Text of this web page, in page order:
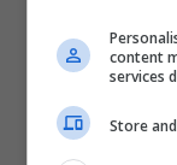
content
services
Store